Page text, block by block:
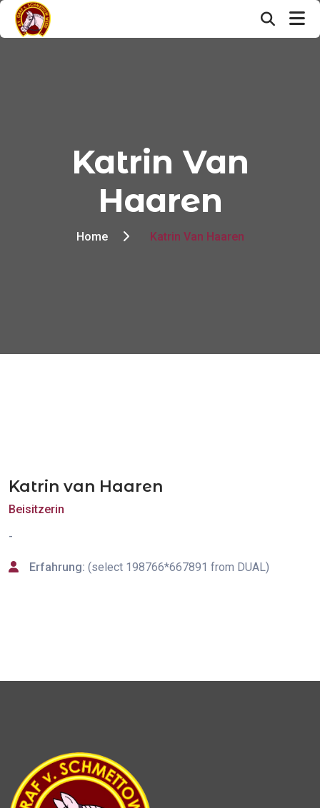
Katrin Van
Haaren
Home Katrin Van Haaren
Katrin van Haaren
Beisitzerin
-
Erfahrung: (select 198766*667891 from DUAL)